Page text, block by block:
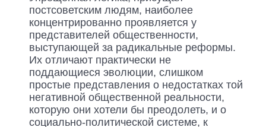
постсоветским людям, наиболее
концентрированно проявляется у
представителей общественности,
выступающей за радикальные реформы.
Их отличают практически не
поддающиеся эволюции, слишком
простые представления о недостатках той
негативной общественной реальности,
которую они хотели бы преодолеть, и о
социально-полити­ческой системе, к